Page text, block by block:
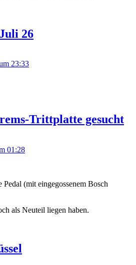
26
23:33
Trittplatte gesucht
01:28
Pedal (mit eingegossenem Bosch
als Neuteil liegen haben.